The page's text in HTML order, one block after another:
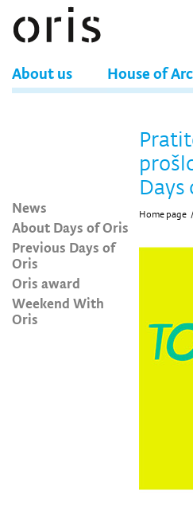
About us House of
News
About Days of Oris
Previous Days of
Oris
Oris award
Weekend With
Oris
Days
Home page /